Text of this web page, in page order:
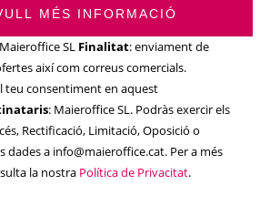
MÉS INFORMACIÓ
SL Finalitat: enviament de
així com correus comercials.
teu consentiment en aquest
: Maieroffice SL. Podràs exercir els
Rectificació, Limitació, Oposició o
dades a info@maieroffice.cat. Per a més
la nostra Política de Privacitat.